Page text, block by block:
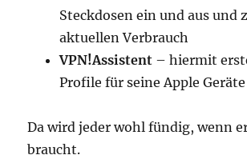
Steckdosen ein und aus und
aktuellen Verbrauch
VPN!Assistent – hiermit
Profile für seine Apple Geräte
Da wird jeder wohl fündig, wenn
braucht.